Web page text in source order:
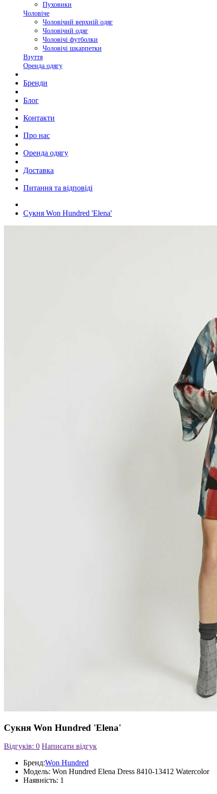
Пуховики
Чоловіче
Чоловічий верхній одяг
Чоловічий одяг
Чоловічі футболки
Чоловічі шкарпетки
Взуття
Оренда одягу
Бренди
Блог
Контакти
Про нас
Оренда одягу
Доставка
Питання та відповіді
Сукня Won Hundred 'Elena'
Сукня Won Hundred 'Elena'
Відгуків: 0 Написати відгук
Бренд:Won Hundred
Модель: Won Hundred Elena Dress 8410-13412 Watercolor
Наявність: 1